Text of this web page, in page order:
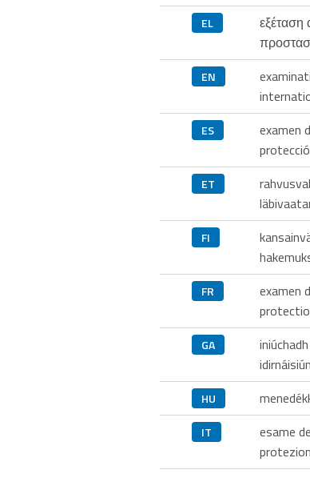
EL
εξέταση
EN
ES
examen
ET
FI
FR
examen
GA
HU
IT
esame